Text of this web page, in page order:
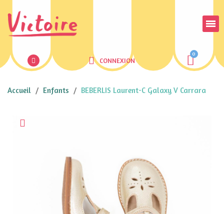
CONNEXION
Accueil Enfants BEBERLIS Laurent-C Galaxy V Carrara